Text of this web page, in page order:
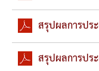
กิจกรรม
ข่าวประชา
สรุปผลการปร
สรุปผลการปร